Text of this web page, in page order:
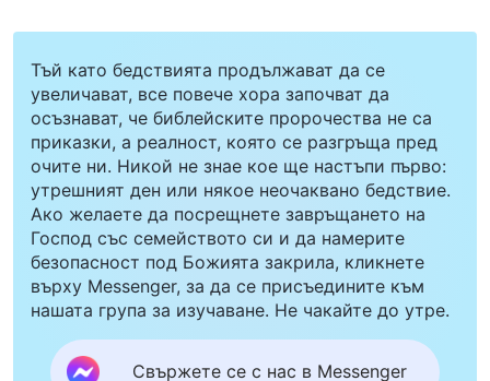
Тъй като бедствията продължават да се
увеличават, все повече хора започват да
осъзнават, че библейските пророчества не са
приказки, а реалност, която се разгръща пред
очите ни. Никой не знае кое ще настъпи първо:
утрешният ден или някое неочаквано бедствие.
Ако желаете да посрещнете завръщането на
Господ със семейството си и да намерите
безопасност под Божията закрила, кликнете
върху Messenger, за да се присъедините към
нашата група за изучаване. Не чакайте до утре.
Свържете се с нас в Messenger